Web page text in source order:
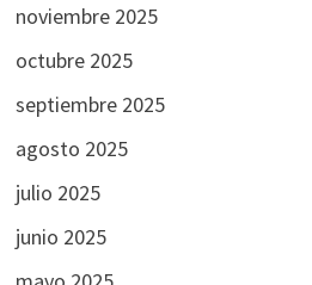
noviembre 2025
octubre 2025
septiembre 2025
agosto 2025
julio 2025
junio 2025